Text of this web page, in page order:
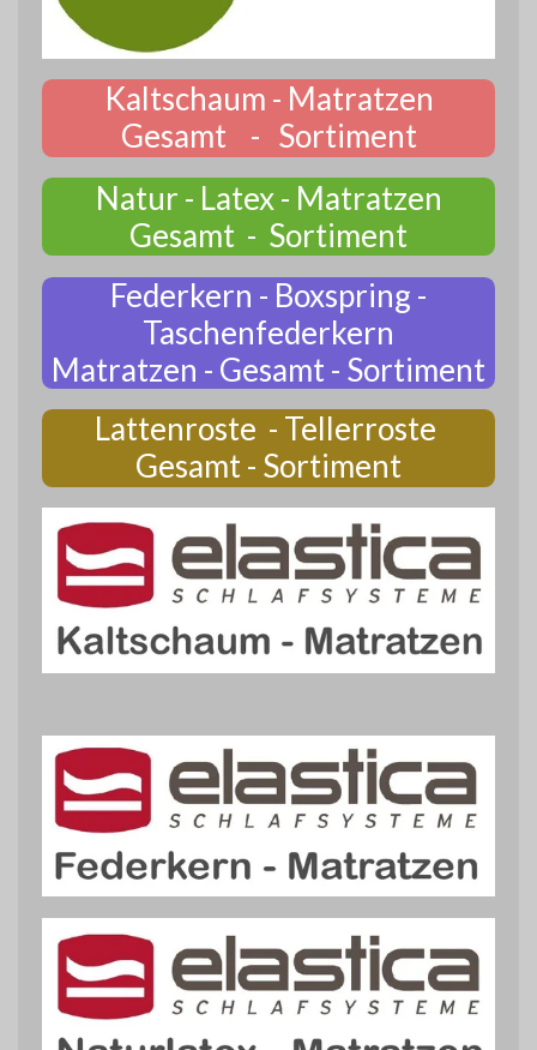
Kaltschaum - Matratzen
Gesamt - Sortiment
Natur - Latex - Matratzen
Gesamt - Sortiment
Federkern - Boxspring -
Taschenfederkern
Matratzen - Gesamt - Sortiment
Lattenroste - Tellerroste
Gesamt - Sortiment